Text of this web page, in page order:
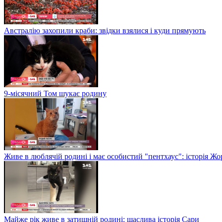
Австралію захопили краби: звідки взялися і куди прямують
9-місячний Том шукає родину
Живе в люблячій родині і має особистий "пентхаус": історія
Майже рік живе в затишній родині: щаслива історія Сари